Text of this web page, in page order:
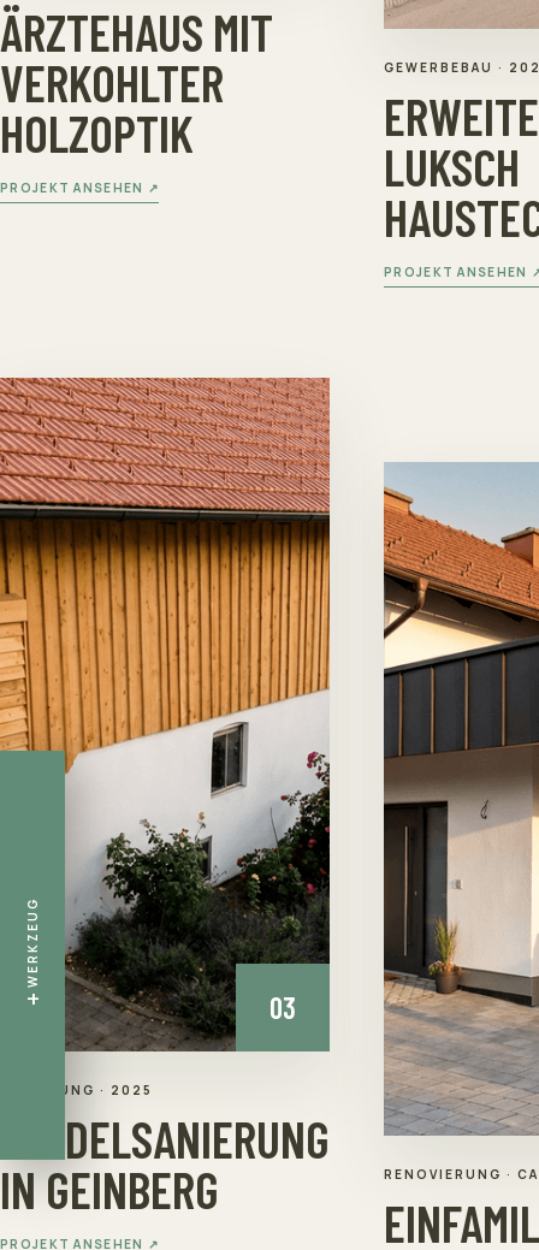
WERKZEUG
+
langweiliger
Mauszeiger
Hammer
Kelle
Motorsäge
Rollmeter
ÄRZTEHAUS MIT
VERKOHLTER
HOLZOPTIK
PROJEKT ANSEHEN ↗
GEWERBEBAU ·
LUKSCH
PROJEKT ANSEHEN
03
SANIERUNG · 2025
STADELSANIERUNG
IN GEINBERG
PROJEKT ANSEHEN ↗
RENOVIERUNG ·